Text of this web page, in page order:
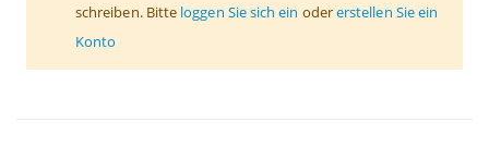
schreiben. Bitte loggen Sie sich ein odererstellen Sie ein
Konto